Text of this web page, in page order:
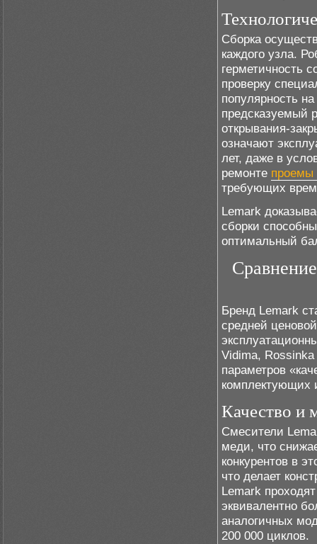
Сборка
каждого узла.
герметичность
проверку
популярность
предсказуемый
открывания-
означают
лет, даже в
ремонте проемы
требующих
Lemark
сборки
оптимальный
Бренд Lemark
средней
Vidima,
параметров
комплектующих
Качество и
Смесители
меди, что
конкурентов в
что делает
Lemark
эквивалентно
аналогичных
200 000 циклов.